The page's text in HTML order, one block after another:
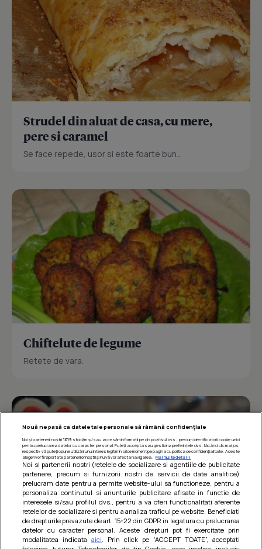
Strudel din aluat de casa, cu mere,
pere si caramel
Se face repede, usor si este foarte bun...
Chiftelute de legume
Retete de vara.
Nouă ne pasă ca datele tale personale să rămână confidențiale
Noi și partenerii noștri 1019stocăm și/sau accesăm informații pe dispozitivul dvs., precum identificatorii cookie unici
pentru prelucrarea datelor cu caracter personal. Puteți accepta sau gestiona preferințele dvs. făcând clic mai jos,
respectiv vă puteți opune utilizării unui interes legitim în orice moment pe pagina cu politica de confidențialitate. Aceste
alegeri vor fi raportate partenerilor noștri și nu vă vor afecta navigarea.
Mai multe detalii
Noi si partenerii nostri (retelele de socializare si agentiile de publicitate
partenere, precum si furnizorii nostri de servicii de date analitice)
prelucram date pentru a permite website-ului sa functioneze, pentru a
personaliza continutul si anunturile publicitare afisate in functie de
interesele si/sau profilul dvs., pentru a va oferi functionalitati aferente
retelelor de socializare si pentru a analiza traficul pe website. Beneficiati
de drepturile prevazute de art. 15-22 din GDPR in legatura cu prelucrarea
datelor cu caracter personal. Aceste drepturi pot fi exercitate prin
modalitatea indicataaici . Prin click pe “ACCEPT TOATE”, acceptati